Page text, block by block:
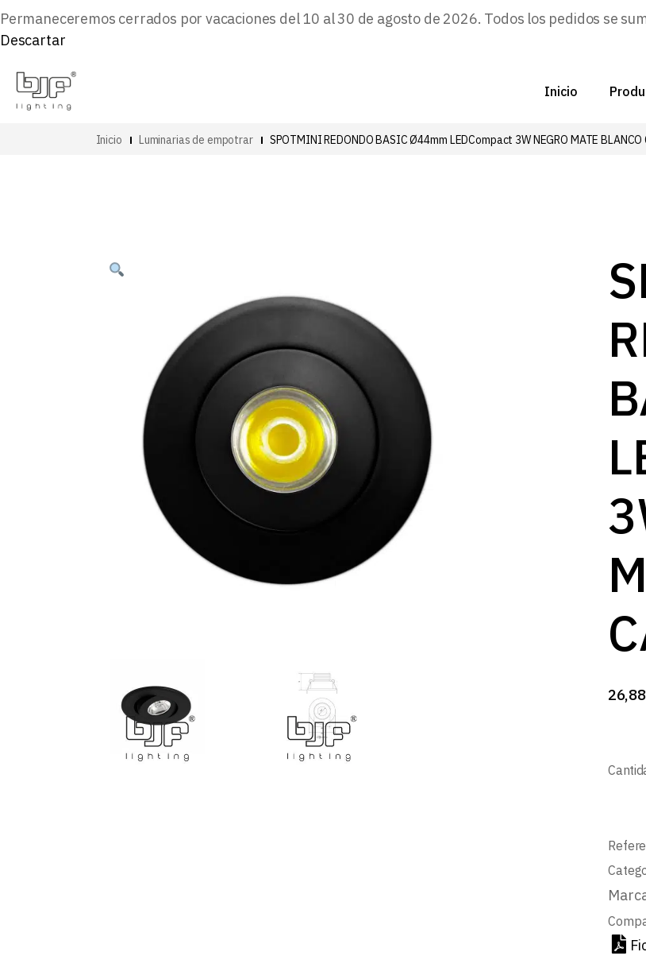
Permaneceremos cerrados por vacaciones del 10 al 30 de agosto de 2026. Todos los pedidos se
Descartar
Inicio
Inicio Luminarias de empotrar SPOTMINI REDONDO BASIC Ø44mm LEDCompact 3W NEGRO MATE BLANCO
26,88